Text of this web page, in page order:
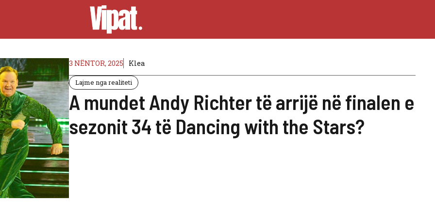
3 NËNTOR, 2025 Klea
Lajme nga realiteti
A mundet Andy Richter të arrijë në finalen e
sezonit 34 të Dancing with the Stars?